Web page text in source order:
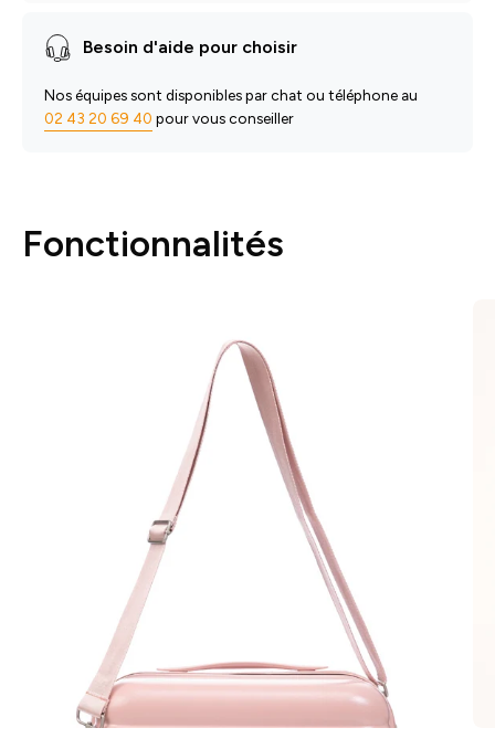
Besoin d'aide pour choisir
Nos équipes sont disponibles par chat ou téléphone au
02 43 20 69 40 pour vous conseiller
Fonctionnalités